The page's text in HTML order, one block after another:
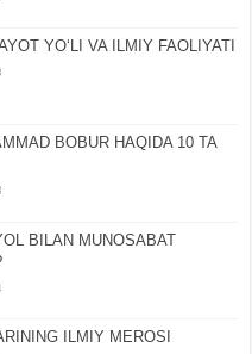
YOʻLI VA ILMIY FAOLIYATI
BOBUR HAQIDA 10 TA
BILAN MUNOSABAT
ILMIY MEROSI